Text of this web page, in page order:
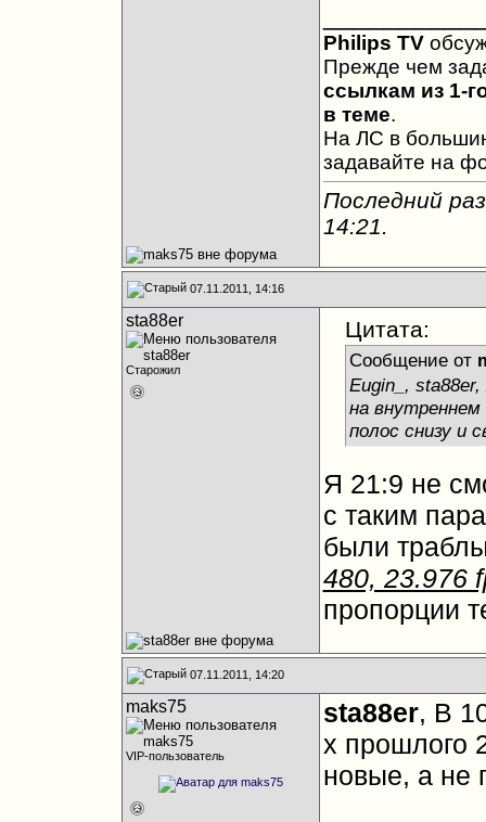
Philips TV
Прежде чем
ссылкам из 1-
в теме.
На ЛС в
задавайте на
Последний
14:21.
07.11.2011, 14:16
sta88er
Старожил
Цитата:
Сообщение от
Eugin_,
на внутреннем
полос снизу и
Я 21:9 не
с таким
были
480, 23.976
пропорции
07.11.2011, 14:20
maks75
VIP-пользователь
sta88er, В
х прошлого
новые, а не